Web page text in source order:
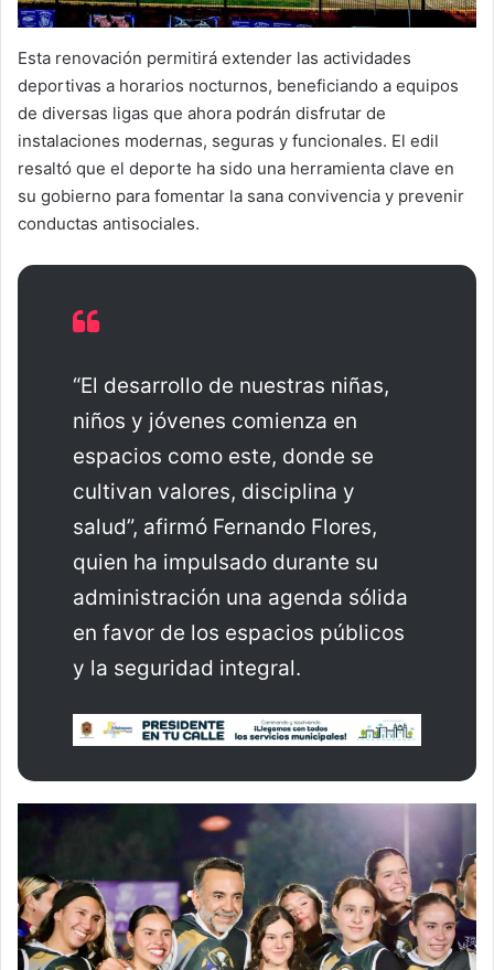
Esta renovación permitirá extender las actividades
deportivas a horarios nocturnos, beneficiando a equipos
de diversas ligas que ahora podrán disfrutar de
instalaciones modernas, seguras y funcionales. El edil
resaltó que el deporte ha sido una herramienta clave en
su gobierno para fomentar la sana convivencia y prevenir
conductas antisociales.
“El desarrollo de nuestras niñas,
niños y jóvenes comienza en
espacios como este, donde se
cultivan valores, disciplina y
salud”, afirmó Fernando Flores,
quien ha impulsado durante su
administración una agenda sólida
en favor de los espacios públicos
y la seguridad integral.